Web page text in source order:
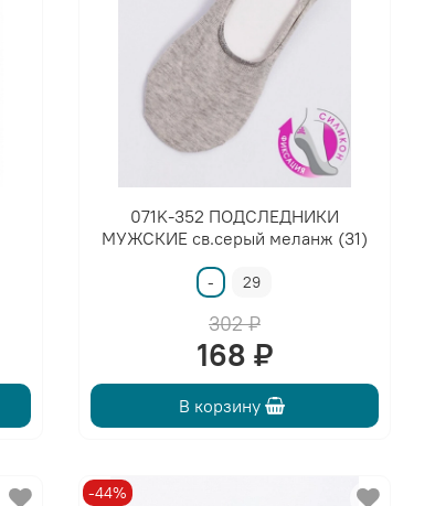
071K-352 ПОДСЛЕДНИКИ
МУЖСКИЕ св.серый меланж (31)
- 29
302 ₽
168 ₽
В корзину
-44%